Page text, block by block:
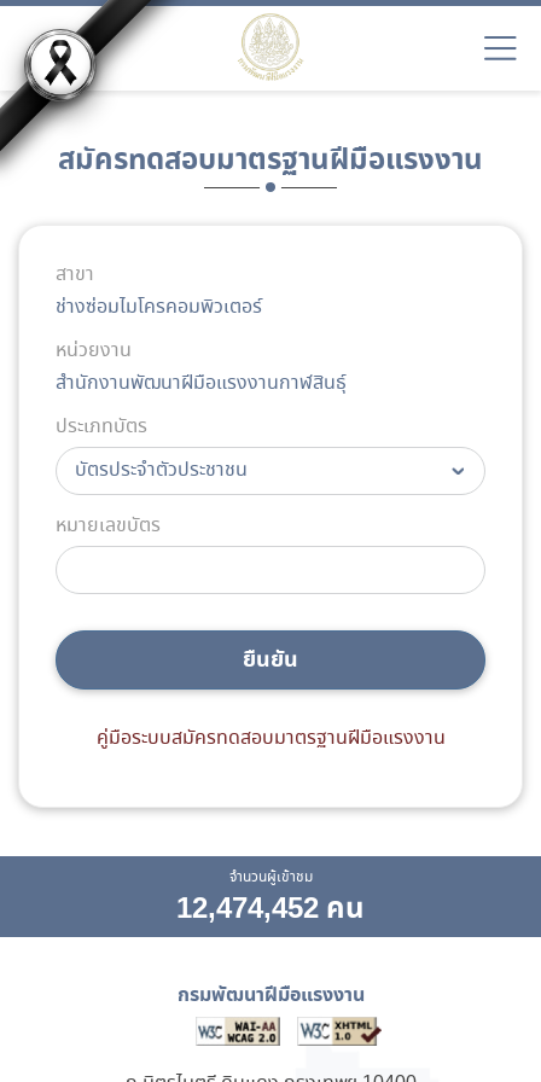
สมัครทดสอบมาตรฐานฝีมือแรงงาน
สาขา
ช่างซ่อมไมโครคอมพิวเตอร์
หน่วยงาน
สำนักงานพัฒนาฝีมือแรงงานกาฬสินธุ์
ประเภทบัตร
หมายเลขบัตร
ยืนยัน
คู่มือระบบสมัครทดสอบมาตรฐานฝีมือแรงงาน
จำนวนผู้เข้าชม
12,474,452 คน
กรมพัฒนาฝีมือแรงงาน